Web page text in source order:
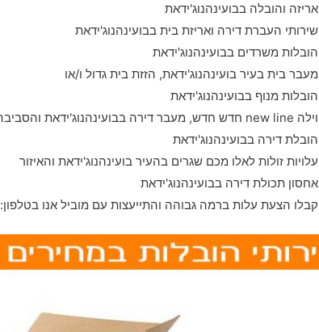
אריזה והובלה בבועינהנוג'ידאת
שירותי העברת דירה ואריזת בית בבועינהנוג'ידאת
הובלות משרדים בבועינהנוג'ידאת
מעבר בית בעיר בועינהנוג'ידאת, הזזת בית גדול ו/או
הובלות מנוף בבועינהנוג'ידאת
וילה new line חדש חדש, מעבר דירה בבועינהנוג'ידאת והסביבה במהירות הבזק ו#
הובלת דירה בבועינהנוג'ידאת
עלויות זולות לאלו מכם שגרים בהעיר בועינהנוג'ידאת והאיזור
אחסון תכולת דירה בבועינהנוג'ידאת
קבלו הצעת עלות ברמה גבוהה והתייעצות עם מוביל אנו בטלפון: